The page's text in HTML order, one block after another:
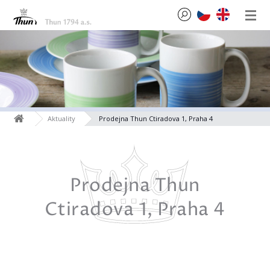
Aktuality Prodejna Thun Ctiradova 1, Praha 4
Prodejna Thun
Ctiradova 1, Praha 4